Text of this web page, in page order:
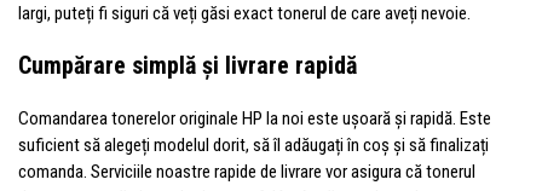
largi, puteți fi siguri că veți găsi exact tonerul de care aveți nevoie.
Cumpărare simplă și livrare rapidă
Comandarea tonerelor originale HP la noi este ușoară și rapidă. Este
suficient să alegeți modelul dorit, să îl adăugați în coș și să finalizați
comanda. Serviciile noastre rapide de livrare vor asigura că tonerul